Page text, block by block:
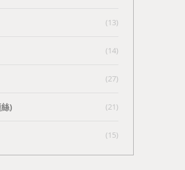
(13)
(14)
(27)
) (21)
(15)